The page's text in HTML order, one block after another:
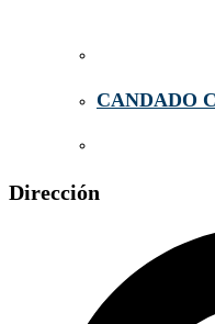
CANDADO
Dirección